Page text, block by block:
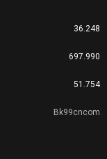
36.248
697.990
51.754
Bk99cncom